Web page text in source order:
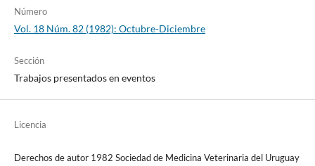
Número
Vol. 18 Núm. 82 (1982): Octubre-Diciembre
Sección
Trabajos presentados en eventos
Licencia
Derechos de autor 1982 Sociedad de Medicina Veterinaria del Uruguay